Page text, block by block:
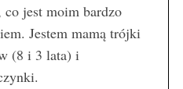
co jest moim bardzo
Jestem mamą trójki
(8 i 3 lata) i